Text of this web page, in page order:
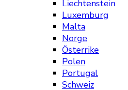
Liechtenstein
Luxemburg
Malta
Norge
Österrike
Polen
Portugal
Schweiz